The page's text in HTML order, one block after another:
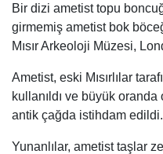
Bir dizi ametist topu
girmemiş ametist bok
Mısır Arkeoloji Müzesi,
Ametist, eski Mısırlılar
kullanıldı ve büyük
antik çağda istihdam edildi.
Yunanlılar, ametist taşlar